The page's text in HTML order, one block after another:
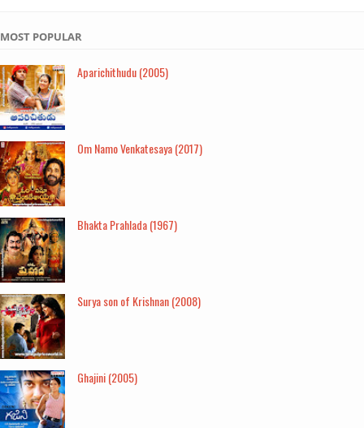
MOST POPULAR
Aparichithudu (2005)
Om Namo Venkatesaya (2017)
Bhakta Prahlada (1967)
Surya son of Krishnan (2008)
Ghajini (2005)